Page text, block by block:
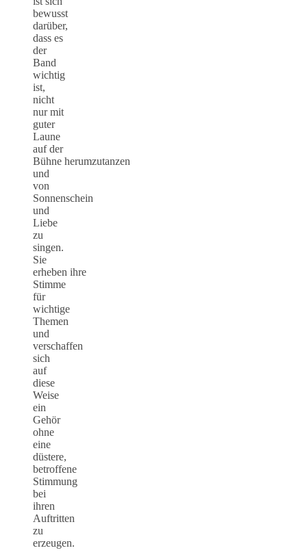
bewusst
darüber,
dass es
der
Band
wichtig
ist,
nicht
nur mit
guter
Laune
auf der
Bühne herumzutanzen
und
von
Sonnenschein
und
Liebe
zu
singen.
Sie
erheben ihre
Stimme
für
wichtige
Themen
und
verschaffen
sich
auf
diese
Weise
ein
Gehör
ohne
eine
düstere,
betroffene
Stimmung
bei
ihren
Auftritten
zu
erzeugen.